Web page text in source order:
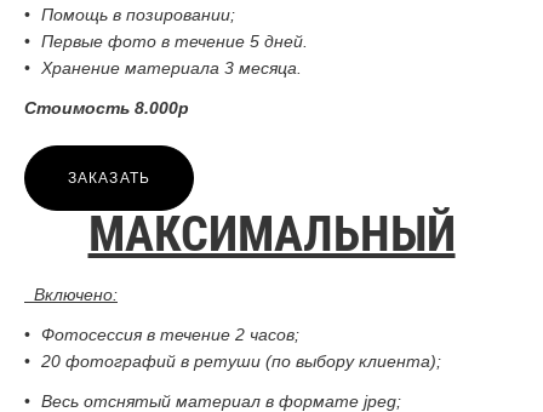
Помощь в позировании;
Первые фото в течение 5 дней.
Хранение материала 3 месяца.
Стоимость 8.000р
ЗАКАЗАТЬ
МАКСИМАЛЬНЫЙ
Включено:
Фотосессия в течение 2 часов;
20 фотографий в ретуши (по выбору клиента);
Весь отснятый материал в формате jpeg;